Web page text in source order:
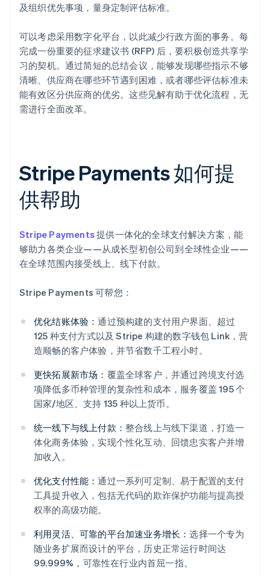
及组织优先事项，量身定制评估标准。
可以考虑采用数字化平台，以此减少行政方面的事务。每
完成一份重要的征求建议书 (RFP) 后，要积极创造共享学
习的契机。通过简短的总结会议，能够发现哪些指示不够
清晰、供应商在哪些环节遇到困难，或者哪些评估标准未
能有效区分供应商的优劣。这些见解有助于优化流程，无
需进行全面改革。
Stripe Payments 如何提
供帮助
Stripe Payments提供一体化的全球支付解决方案，能
够助力各类企业——从成长型初创公司到全球性企业——
在全球范围内接受线上、线下付款。
Stripe Payments 可帮您：
优化结账体验：通过预构建的支付用户界面、超过
125 种支付方式以及 Stripe 构建的数字钱包 Link，营
造顺畅的客户体验，并节省数千工程小时。
更快拓展新市场： 覆盖全球客户，并通过跨境支付选
项降低多币种管理的复杂性和成本，服务覆盖 195 个
国家/地区、支持 135 种以上货币。
统一线下与线上付款： 整合线上与线下渠道，打造一
体化商务体验，实现个性化互动、回馈忠实客户并增
加收入。
优化支付性能：通过一系列可定制、易于配置的支付
工具提升收入，包括无代码的欺诈保护功能与提高授
权率的高级功能。
利用灵活、可靠的平台加速业务增长：选择一个专为
随业务扩展而设计的平台，历史正常运行时间达
99.999%，可靠性在行业内首屈一指。
阿联酋
爱尔兰
English
爱沙尼亚
English
奥地利
DeutschEnglish
澳大利亚
English